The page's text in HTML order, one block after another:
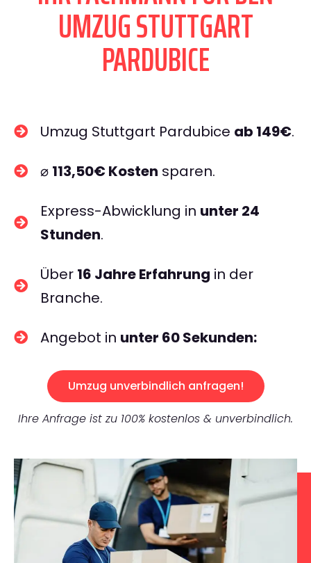
UMZUG STUTTGART
PARDUBICE
Umzug Stuttgart Pardubice ab 149€.
⌀ 113,50€ Kosten sparen.
Express-Abwicklung in unter 24
Stunden.
Über 16 Jahre Erfahrung in der
Branche.
Angebot in unter 60 Sekunden:
Umzug unverbindlich anfragen!
Ihre Anfrage ist zu 100% kostenlos & unverbindlich.